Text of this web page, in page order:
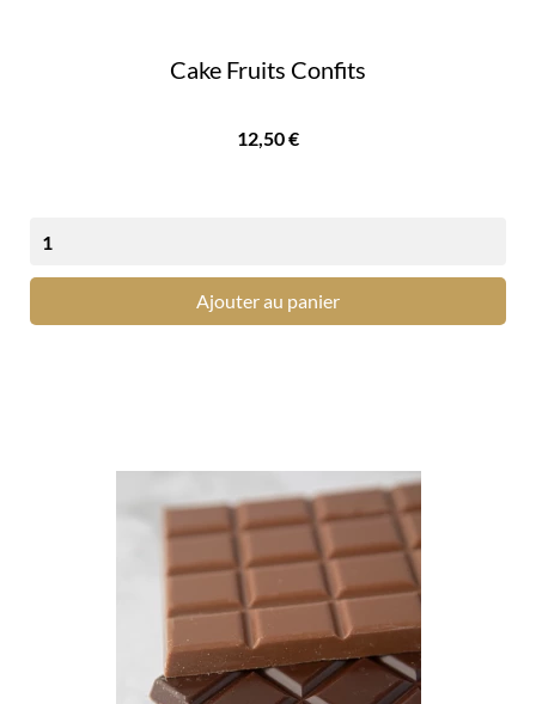
Cake Fruits Confits
Prix
12,50 €
Ajouter au panier